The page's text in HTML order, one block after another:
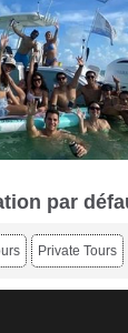
par
Private Tours